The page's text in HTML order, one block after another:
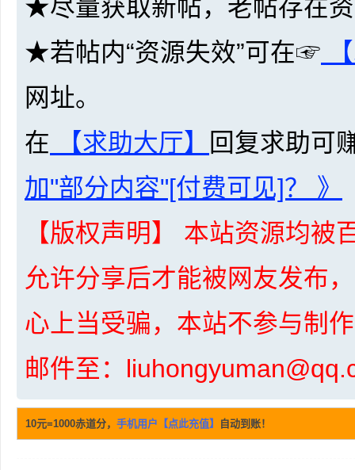
★尽量获取新帖，老帖存在
★若帖内“资源失效”可在☞
网址。
在 【求助大厅】
回复求助可
加"部分内容"[付费可见]？ 》
【版权声明】 本站资源均
允许分享后才能被网友发布
心上当受骗，本站不参与制
邮件至：
10元=1000赤道分， 手机用户【点此充值】 自动到账！